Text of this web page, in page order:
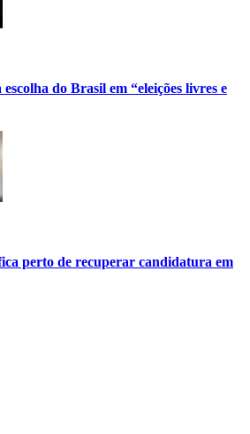
do Brasil em “eleições livres e
perto de recuperar candidatura em